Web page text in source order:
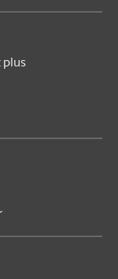
plus